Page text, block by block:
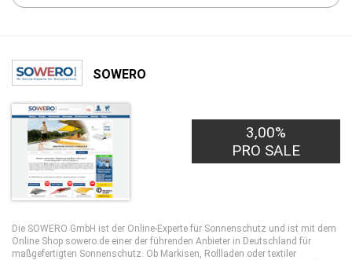
SOWERO
3,00%
PRO SALE
Die SOWERO GmbH ist der Online-Experte für Sonnenschutz und ist mit dem
Online Shop sowero.de einer der führenden Anbieter in Deutschland für
maßgefertigten Sonnenschutz. Ob Markisen, Rollladen oder textiler